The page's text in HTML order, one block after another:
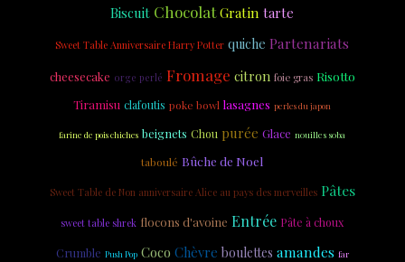
Biscuit Chocolat Gratin tarte
Sweet Table Anniversaire Harry Potter quiche Partenariats
cheesecake orge perlé Fromage citron foie gras Risotto
Tiramisu clafoutis poke bowl lasagnes perles du japon
farine de pois chiches beignets Chou purée Glace nouilles soba
taboulé Bûche de Noel
Sweet Table de Non anniversaire Alice au pays des merveilles Pâtes
sweet table shrek flocons d'avoine Entrée Pâte à choux
Crumble Push Pop Coco Chèvre boulettes amandes far